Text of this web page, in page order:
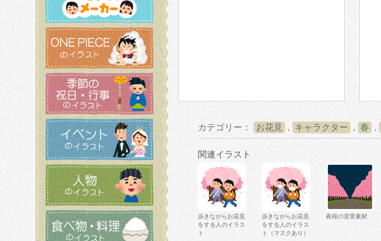
カテゴリー： お花見 , キャラクター , 春 ,
関連イラスト
歩きながらお花見
をする人のイラス
ト
歩きながらお花見
をする人のイラス
ト（マスクあり）
夜桜の背景素材